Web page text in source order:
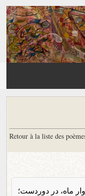
Retour à la liste des
ماه، در دوردست؛